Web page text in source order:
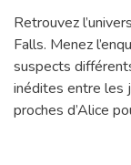
Retrouvez
Falls. Menez
suspects
inédites entre les
proches d’Alice